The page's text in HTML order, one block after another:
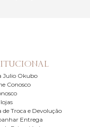
Julio Okubo
Conosco
de Troca e Devolução
Entrega